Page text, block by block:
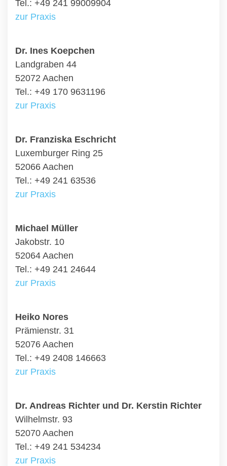
Tel.: +49 241 99009904
zur Praxis
Dr. Ines Koepchen
Landgraben 44
52072 Aachen
Tel.: +49 170 9631196
zur Praxis
Dr. Franziska Eschricht
Luxemburger Ring 25
52066 Aachen
Tel.: +49 241 63536
zur Praxis
Michael Müller
Jakobstr. 10
52064 Aachen
Tel.: +49 241 24644
zur Praxis
Heiko Nores
Prämienstr. 31
52076 Aachen
Tel.: +49 2408 146663
zur Praxis
Dr. Andreas Richter und Dr. Kerstin Richter
Wilhelmstr. 93
52070 Aachen
Tel.: +49 241 534234
zur Praxis